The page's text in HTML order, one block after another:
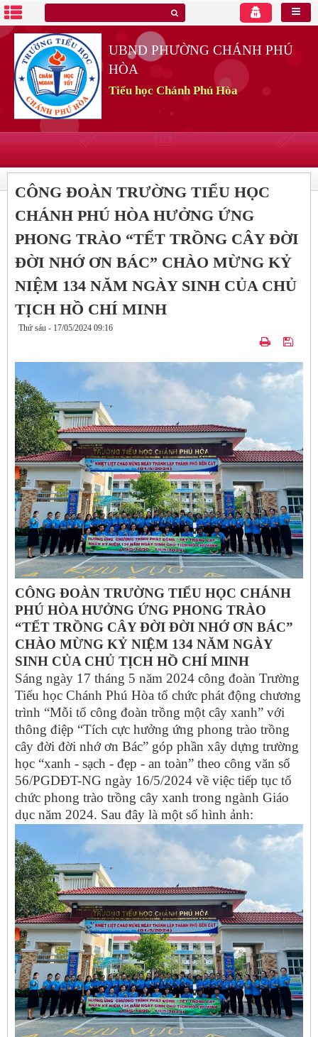
UBND PHƯỜNG CHÁNH PHÚ
HÒA
Tiểu học Chánh Phú Hòa
CÔNG ĐOÀN TRƯỜNG TIỂU HỌC
CHÁNH PHÚ HÒA HƯỞNG ỨNG
PHONG TRÀO “TẾT TRỒNG CÂY ĐỜI
ĐỜI NHỚ ƠN BÁC” CHÀO MỪNG KỶ
NIỆM 134 NĂM NGÀY SINH CỦA CHỦ
TỊCH HỒ CHÍ MINH
Thứ sáu - 17/05/2024 09:16
CÔNG ĐOÀN TRƯỜNG TIỂU HỌC CHÁNH
PHÚ HÒA HƯỞNG ỨNG PHONG TRÀO
“TẾT TRỒNG CÂY ĐỜI ĐỜI NHỚ ƠN BÁC”
CHÀO MỪNG KỶ NIỆM 134 NĂM NGÀY
SINH CỦA CHỦ TỊCH HỒ CHÍ MINH
Sáng ngày 17 tháng 5 năm 2024 công đoàn Trường
Tiểu học Chánh Phú Hòa tổ chức phát động chương
trình “Mỗi tổ công đoàn trồng một cây xanh” với
thông điệp “Tích cực hưởng ứng phong trào trồng
cây đời đời nhớ ơn Bác” góp phần xây dựng trường
học “xanh - sạch - đẹp - an toàn” theo công văn số
56/PGDĐT-NG ngày 16/5/2024 về việc tiếp tục tổ
chức phong trào trồng cây xanh trong ngành Giáo
dục năm 2024. Sau đây là một số hình ảnh: